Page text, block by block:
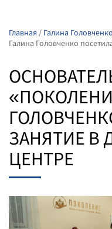
Главная / Галина Головченко
Галина Головченко
ЗАНЯТИЕ В
ЦЕНТРЕ